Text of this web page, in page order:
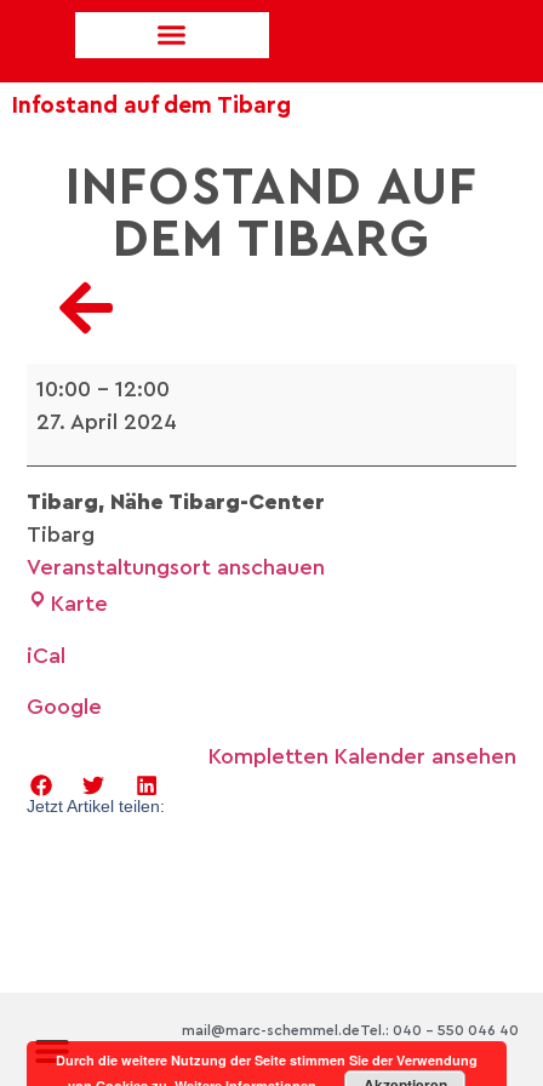
Infostand auf dem Tibarg
INFOSTAND AUF
DEM TIBARG
10:00 –12:00
27. April 2024
Tibarg, Nähe Tibarg-Center
Tibarg
Veranstaltungsort anschauen
Karte
iCal
Google
Kompletten Kalender ansehen
Jetzt Artikel teilen:
Tel.: 040 – 550 046 40
mail@marc-schemmel.de
Durch die weitere Nutzung der Seite stimmen Sie der Verwendung